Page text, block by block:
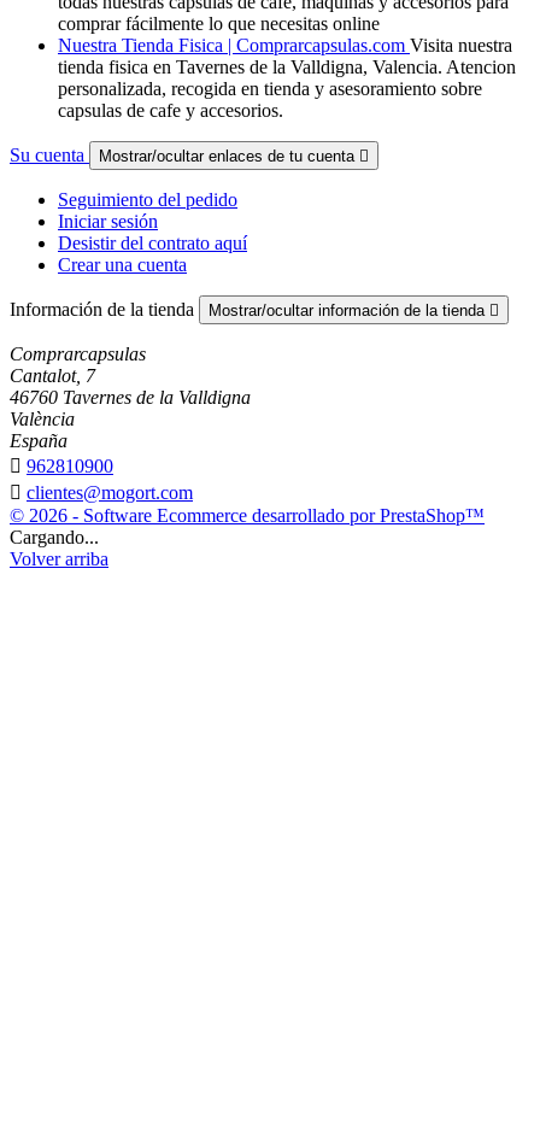
comprar fácilmente lo que necesitas online
Nuestra Tienda Fisica | Comprarcapsulas.com Visita nuestra
tienda fisica en Tavernes de la Valldigna, Valencia. Atencion
personalizada, recogida en tienda y asesoramiento sobre
capsulas de cafe y accesorios.
Su cuenta Mostrar/ocultar enlaces de tu cuenta 
Seguimiento del pedido
Iniciar sesión
Desistir del contrato aquí
Crear una cuenta
Información de la tienda Mostrar/ocultar información de la tienda 
Comprarcapsulas
Cantalot, 7
46760 Tavernes de la Valldigna
València
España
 962810900
 clientes@mogort.com
© 2026 - Software Ecommerce desarrollado por PrestaShop™
Cargando...
Volver arriba